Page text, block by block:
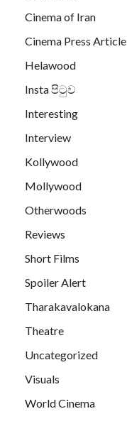
Cinema of Iran
Cinema Press Article
Helawood
Insta පිටුව
Interesting
Interview
Kollywood
Mollywood
Otherwoods
Reviews
Short Films
Spoiler Alert
Tharakavalokana
Theatre
Uncategorized
Visuals
World Cinema